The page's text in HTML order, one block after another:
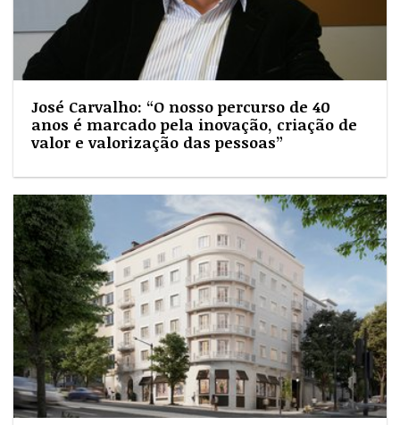
José Carvalho: “O nosso percurso de 40
anos é marcado pela inovação, criação de
valor e valorização das pessoas”